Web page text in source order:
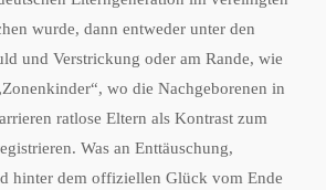
wurde, dann entweder unter den
und Verstrickung oder am Rande, wie
wo die Nachgeborenen in
ratlose Eltern als Kontrast zum
Was an Enttäuschung,
hinter dem offiziellen Glück vom Ende